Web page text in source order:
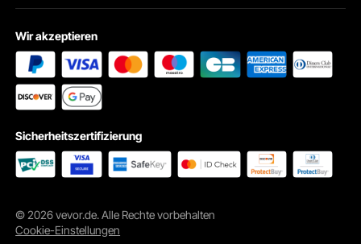
Controller
sicherer Entfernung bedienen.
Wir akzeptieren
Sicherheitszertifizierung
© 2026 vevor.de. Alle Rechte vorbehalten
Cookie-Einstellungen